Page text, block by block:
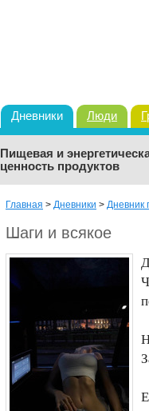
Дневники Люди
Пищевая и
ценность продуктов
Главная > Дневники > Дневник
Шаги и всякое